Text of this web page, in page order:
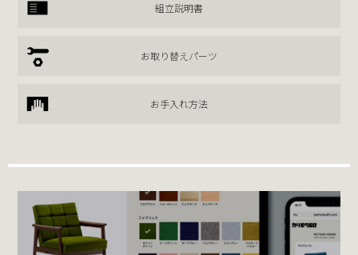
組立説明書
お取り替えパーツ
お手入れ方法